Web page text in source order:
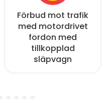
Förbud mot trafik
med motordrivet
fordon med
tillkopplad
släpvagn